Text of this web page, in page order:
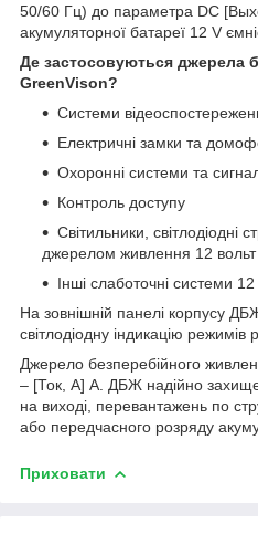
50/60 Гц) до параметра DC
акумуляторної батареї 12 V
Де застосовуються джерела
GreenVison?
Системи
Електричні замки та
Охоронні системи та
Контроль доступу
Світильники, світлодіодні
джерелом живлення 12 вольт
Інші слаботочні системи 12
На зовнішній панелі корпусу
світлодіодну індикацію режимів
Джерело безперебійного
– [Ток, А] А. ДБЖ надійно
на виході, перевантажень по
або передчасного розряду
Приховати